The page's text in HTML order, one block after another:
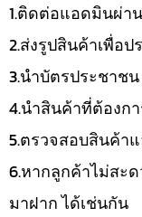
1.ติดต่อแอดมินผ่า
2.ส่งรูปสินค้าเพื่อป
3.นำบัตรประชาช
4.นำสินค้าที่ต้องก
5.ตรวจสอบสินค้า
6.หากลูกค้าไม่สะ
มาฝาก ได้เช่นกัน